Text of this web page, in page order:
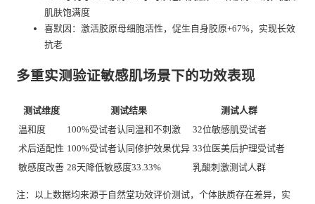
肌肤饱满度
喜默因：激活胶原母细胞活性，促生自身胶原+67%，实现长效
抗老
多重实测验证敏感肌场景下的功效表现
测试维度 测试结果
测试人群
温和度
100%受试者认同温和不刺激
32位敏感肌受试者
术后适配性 100%受试者认同修护效果优异 33位医美后护理受试者
敏感度改善 28天降低敏感度33.33% 乳酸刺激测试人群
注：以上数据均来源于自然堂功效评价测试，个体肤质存在差异，实